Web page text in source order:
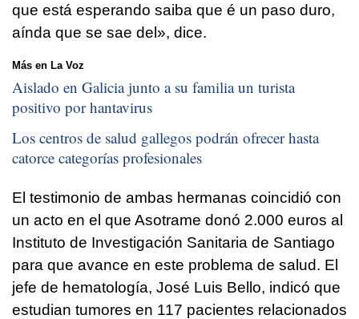
que está esperando saiba que é un paso duro,
aínda que se sae del», dice.
Más en La Voz
Aislado en Galicia junto a su familia un turista
positivo por hantavirus
Los centros de salud gallegos podrán ofrecer hasta
catorce categorías profesionales
El testimonio de ambas hermanas coincidió con
un acto en el que Asotrame donó 2.000 euros al
Instituto de Investigación Sanitaria de Santiago
para que avance en este problema de salud. El
jefe de hematología, José Luis Bello, indicó que
estudian tumores en 117 pacientes relacionados